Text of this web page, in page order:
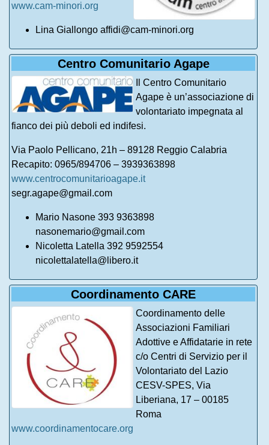
www.cam-minori.org
Lina Giallongo affidi@cam-minori.org
Centro Comunitario Agape
Il Centro Comunitario
Agape è un’associazione di
volontariato impegnata al
fianco dei più deboli ed indifesi.
Via Paolo Pellicano, 21h – 89128 Reggio Calabria
Recapito: 0965/894706 – 3939363898
www.centrocomunitarioagape.it
segr.agape@gmail.com
Mario Nasone 393 9363898
nasonemario@gmail.com
Nicoletta Latella 392 9592554
nicolettalatella@libero.it
Coordinamento CARE
Coordinamento delle
Associazioni Familiari
Adottive e Affidatarie in rete
c/o Centri di Servizio per il
Volontariato del Lazio
CESV-SPES, Via
Liberiana, 17 – 00185
Roma
www.coordinamentocare.org